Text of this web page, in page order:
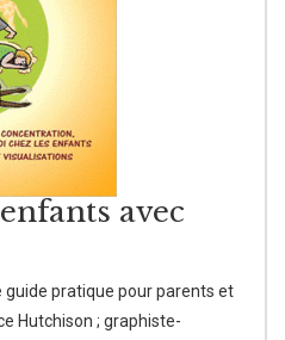
avec
guide pratique pour parents et
Hutchison ; graphiste-